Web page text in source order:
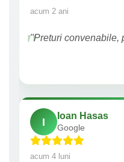
acum 2 ani
"Preturi convenabile,
I
Ioan Hasas
Google
acum 4 luni